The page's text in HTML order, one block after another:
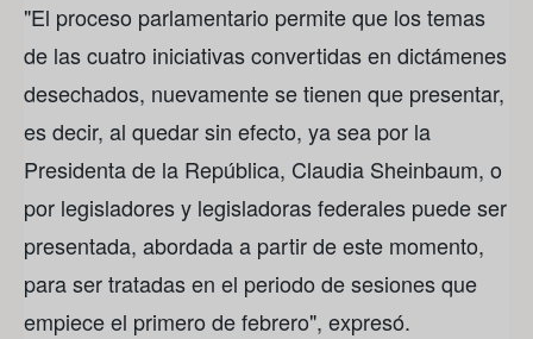
"El proceso parlamentario permite que los temas
de las cuatro iniciativas convertidas en dictámenes
desechados, nuevamente se tienen que presentar,
es decir, al quedar sin efecto, ya sea por la
Presidenta de la República, Claudia Sheinbaum, o
por legisladores y legisladoras federales puede ser
presentada, abordada a partir de este momento,
para ser tratadas en el periodo de sesiones que
empiece el primero de febrero", expresó.